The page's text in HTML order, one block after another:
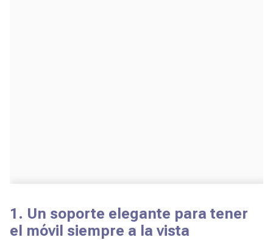
1. Un soporte elegante para tener
el móvil siempre a la vista